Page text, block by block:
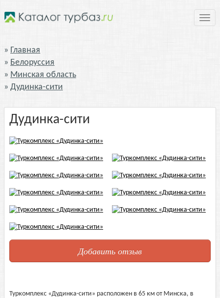
Главная
Белоруссия
Минская область
Дудинка-сити
Дудинка-сити
Добавить отзыв
Туркомплекс «Дудинка-сити» расположен в 65 км от Минска, в